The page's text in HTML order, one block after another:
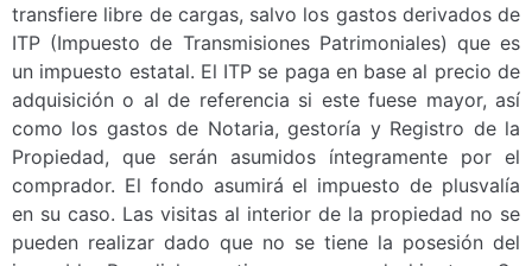
transfiere libre de cargas, salvo los gastos derivados de
ITP (Impuesto de Transmisiones Patrimoniales) que es
un impuesto estatal. El ITP se paga en base al precio de
adquisición o al de referencia si este fuese mayor, así
como los gastos de Notaria, gestoría y Registro de la
Propiedad, que serán asumidos íntegramente por el
comprador. El fondo asumirá el impuesto de plusvalía
en su caso. Las visitas al interior de la propiedad no se
pueden realizar dado que no se tiene la posesión del